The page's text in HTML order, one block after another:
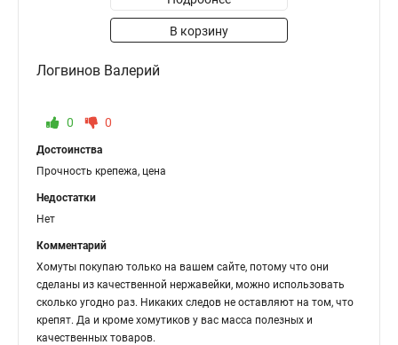
В корзину
Логвинов Валерий
0 0
Достоинства
Прочность крепежа, цена
Недостатки
Нет
Комментарий
Хомуты покупаю только на вашем сайте, потому что они
сделаны из качественной нержавейки, можно использовать
сколько угодно раз. Никаких следов не оставляют на том, что
крепят. Да и кроме хомутиков у вас масса полезных и
качественных товаров.